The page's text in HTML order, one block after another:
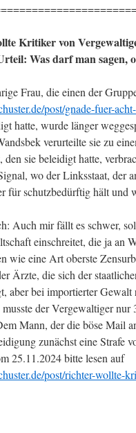
Kritiker von
Was darf man sagen,
Frau, die einen der
post/gnade-fuer-
hatte, wurde länger
verurteilte sie zu
den sie beleidigt hatte,
wo der Linksstaat, der
für schutzbedürftig hält und
Auch mir fällt es schwer,
einschreitet, die ja an
wie eine Art oberste
Ärzte, die sich der
aber bei importierter Gewalt
der Vergewaltiger
Mann, der die böse Mail
zunächst eine Strafe
25.11.2024 bitte lesen auf
post/richter-wollte-